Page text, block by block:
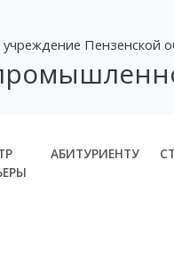
Пензенской
АБИТУРИЕНТУ